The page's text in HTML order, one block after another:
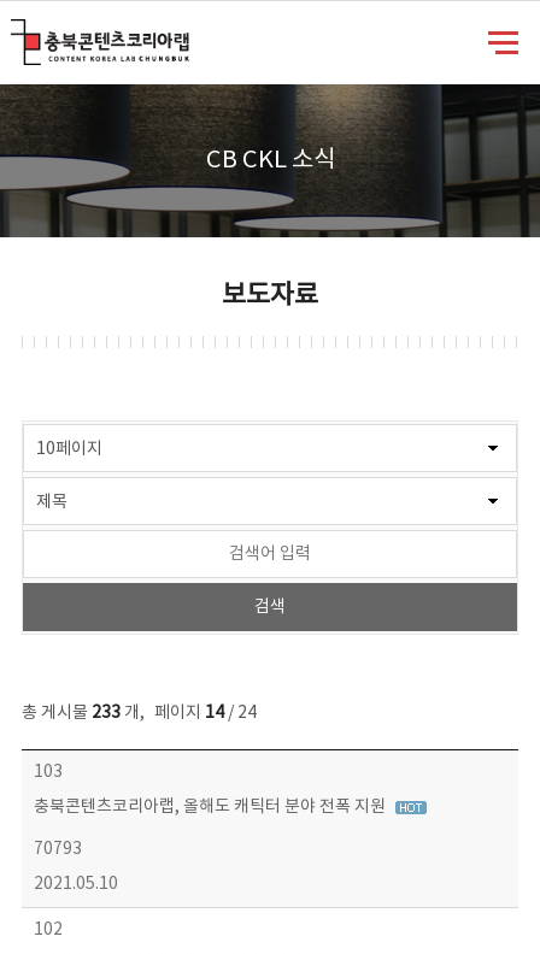
CB CKL 소식
보도자료
총 게시물 233개, 페이지 14/ 24
보도자료 목록 - 번호, 제목, 작성자, 파일, 조회수, 작성일 정보 제공
103
충북콘텐츠코리아랩, 올해도 캐틱터 분야 전폭 지원
70793
2021.05.10
102